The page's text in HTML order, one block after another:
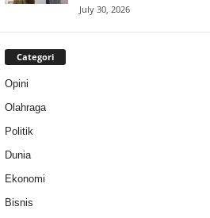
July 30, 2026
Categori
Opini
Olahraga
Politik
Dunia
Ekonomi
Bisnis